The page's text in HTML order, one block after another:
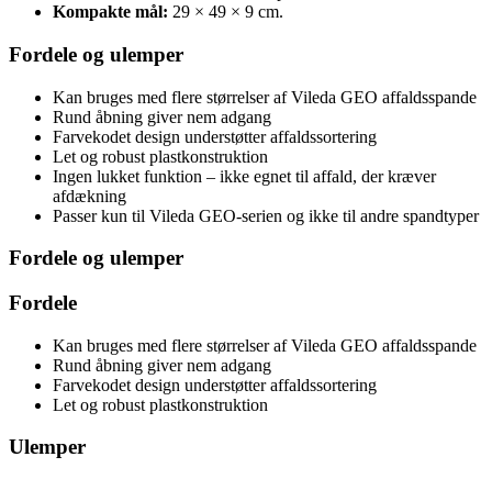
Kompakte mål: 29 × 49 × 9 cm.
Fordele og ulemper
Kan bruges med flere størrelser af Vileda GEO affaldsspande
Rund åbning giver nem adgang
Farvekodet design understøtter affaldssortering
Let og robust plastkonstruktion
Ingen lukket funktion – ikke egnet til affald, der kræver
afdækning
Passer kun til Vileda GEO-serien og ikke til andre spandtyper
Fordele og ulemper
Fordele
Kan bruges med flere størrelser af Vileda GEO affaldsspande
Rund åbning giver nem adgang
Farvekodet design understøtter affaldssortering
Let og robust plastkonstruktion
Ulemper